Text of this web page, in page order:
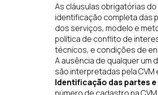
As cláusulas obrigatórias
identificação completa das
dos serviços, modelo e
política de conflito de
técnicos, e condições de
A ausência de qualquer um
são interpretadas pela
Identificação das partes